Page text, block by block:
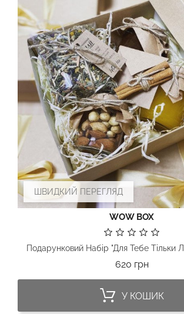
ШВИДКИЙ ПЕРЕГЛЯД
WOW BOX
Подарунковий Набір "Для Тебе Тільки
620 грнЦіна
У КОШИК